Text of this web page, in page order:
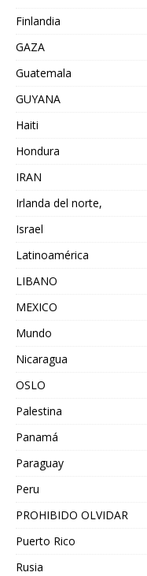
Finlandia
GAZA
Guatemala
GUYANA
Haiti
Hondura
IRAN
Irlanda del norte,
Israel
Latinoamérica
LIBANO
MEXICO
Mundo
Nicaragua
OSLO
Palestina
Panamá
Paraguay
Peru
PROHIBIDO OLVIDAR
Puerto Rico
Rusia